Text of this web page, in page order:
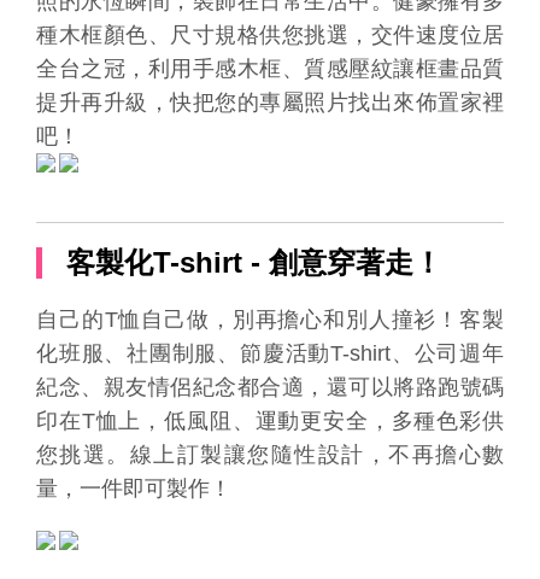
種木框顏色、尺寸規格供您挑選，交件速度位居
全台之冠，利用手感木框、質感壓紋讓框畫品質
提升再升級，快把您的專屬照片找出來佈置家裡
吧！
客製化T-shirt - 創意穿著走！
自己的T恤自己做，別再擔心和別人撞衫！客製
化班服、社團制服、節慶活動T-shirt、公司週年
紀念、親友情侶紀念都合適，還可以將路跑號碼
印在T恤上，低風阻、運動更安全，多種色彩供
您挑選。線上訂製讓您隨性設計，不再擔心數
量，一件即可製作！